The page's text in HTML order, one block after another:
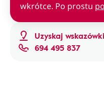
Uzyskaj wskazówki
694 495 837
wkrótce. Po prostu